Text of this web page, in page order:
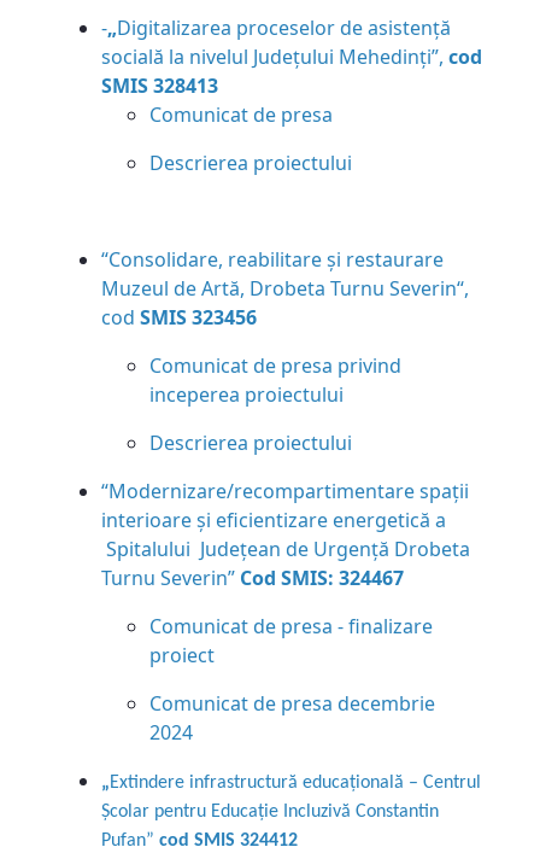
-„Digitalizarea proceselor de asistență
socială la nivelul Județului Mehedinți”, cod
SMIS 328413
Comunicat de presa
Descrierea proiectului
“Consolidare, reabilitare și restaurare
Muzeul de Artă, Drobeta Turnu Severin“,
cod SMIS 323456
Comunicat de presa privind
inceperea proiectului
Descrierea proiectului
“Modernizare/recompartimentare spaţii
interioare şi eficientizare energetică a
Spitalului Judeţean de Urgenţă Drobeta
Turnu Severin” Cod SMIS: 324467
Comunicat de presa - finalizare
proiect
Comunicat de presa decembrie
2024
„Extindere infrastructură educațională – Centrul
Școlar pentru Educație Incluzivă Constantin
Pufan” cod SMIS 324412